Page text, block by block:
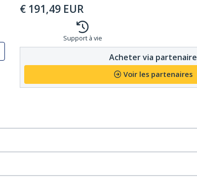
€ 191,49 EUR
Support à vie
Acheter via partenaire
Voir les partenaires